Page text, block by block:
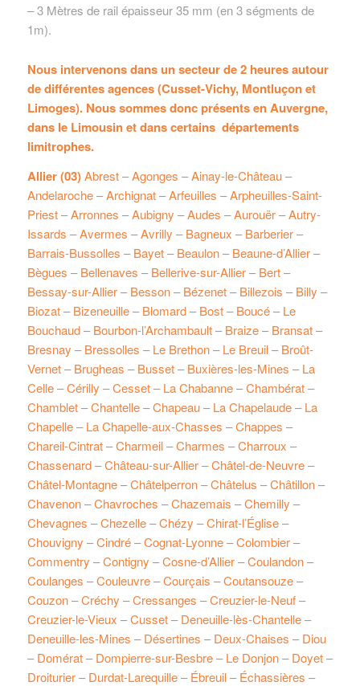
– 3 Mètres de rail épaisseur 35 mm (en 3 ségments de
1m).
Nous intervenons dans un secteur de 2 heures autour
de différentes agences (Cusset-Vichy, Montluçon et
Limoges). Nous sommes donc présents en Auvergne,
dans le Limousin et dans certains départements
limitrophes.
Allier (03) Abrest–Agonges –Ainay-le-Château–
Andelaroche–Archignat–Arfeuilles –Arpheuilles-Saint-
Priest–Arronnes –Aubigny –Audes –Aurouër–Autry-
Issards –Avermes –Avrilly –Bagneux –Barberier–
Barrais-Bussolles –Bayet–Beaulon–Beaune-d’Allier–
Bègues –Bellenaves –Bellerive-sur-Allier–Bert–
Bessay-sur-Allier–Besson–Bézenet–Billezois –Billy –
Biozat–Bizeneuille–Blomard–Bost–Boucé–Le
Bouchaud–Bourbon-l’Archambault–Braize–Bransat–
Bresnay –Bressolles –Le Brethon–Le Breuil–Broût-
Vernet–Brugheas –Busset–Buxières-les-Mines –La
Celle–Cérilly –Cesset–La Chabanne–Chambérat–
Chamblet–Chantelle–Chapeau–La Chapelaude–La
Chapelle–La Chapelle-aux-Chasses –Chappes –
Chareil-Cintrat–Charmeil–Charmes –Charroux –
Chassenard–Château-sur-Allier–Châtel-de-Neuvre–
Châtel-Montagne–Châtelperron–Châtelus –Châtillon–
Chavenon–Chavroches –Chazemais –Chemilly –
Chevagnes –Chezelle–Chézy –Chirat-l’Église–
Chouvigny –Cindré–Cognat-Lyonne–Colombier–
Commentry –Contigny –Cosne-d’Allier–Coulandon–
Coulanges –Couleuvre–Courçais –Coutansouze–
Couzon–Créchy –Cressanges –Creuzier-le-Neuf–
Creuzier-le-Vieux –Cusset–Deneuille-lès-Chantelle–
Deneuille-les-Mines –Désertines –Deux-Chaises –Diou
–Domérat–Dompierre-sur-Besbre–Le Donjon–Doyet–
Droiturier–Durdat-Larequille–Ébreuil–Échassières –